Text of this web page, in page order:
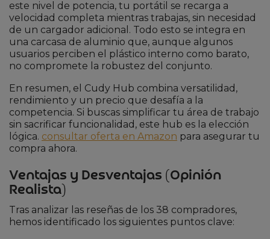
este nivel de potencia, tu portátil se recarga a
velocidad completa mientras trabajas, sin necesidad
de un cargador adicional. Todo esto se integra en
una carcasa de aluminio que, aunque algunos
usuarios perciben el plástico interno como barato,
no compromete la robustez del conjunto.
En resumen, el Cudy Hub combina versatilidad,
rendimiento y un precio que desafía a la
competencia. Si buscas simplificar tu área de trabajo
sin sacrificar funcionalidad, este hub es la elección
lógica. consultar oferta en Amazon para asegurar tu
compra ahora.
Ventajas y Desventajas (Opinión
Realista)
Tras analizar las reseñas de los 38 compradores,
hemos identificado los siguientes puntos clave: